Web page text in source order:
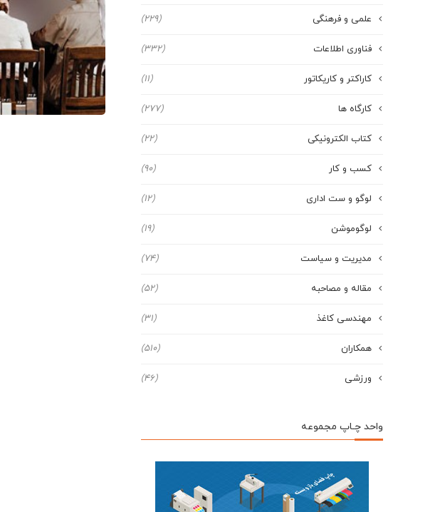
علمی و فرهنگی (229)
فناوری اطلاعات (332)
کاراکتر و کاریکاتور (11)
کارگاه ها (277)
کتاب الکترونیکی (22)
کسب و کار (90)
لوگو و ست اداری (12)
لوگوموشن (19)
مدیریت و سیاست (74)
مقاله و مصاحبه (52)
مهندسی کاغذ (31)
همکاران (510)
ورزشی (46)
واحد چـاپ مجموعه